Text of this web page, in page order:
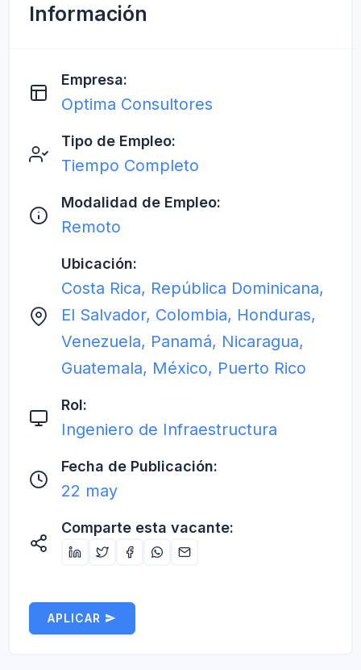
Información
Empresa:
Optima Consultores
Tipo de Empleo:
Tiempo Completo
Modalidad de Empleo:
Remoto
Ubicación:
Costa Rica, República Dominicana,
El Salvador, Colombia, Honduras,
Venezuela, Panamá, Nicaragua,
Guatemala, México, Puerto Rico
Rol:
Ingeniero de Infraestructura
Fecha de Publicación:
22 may
Comparte esta vacante:
APLICAR